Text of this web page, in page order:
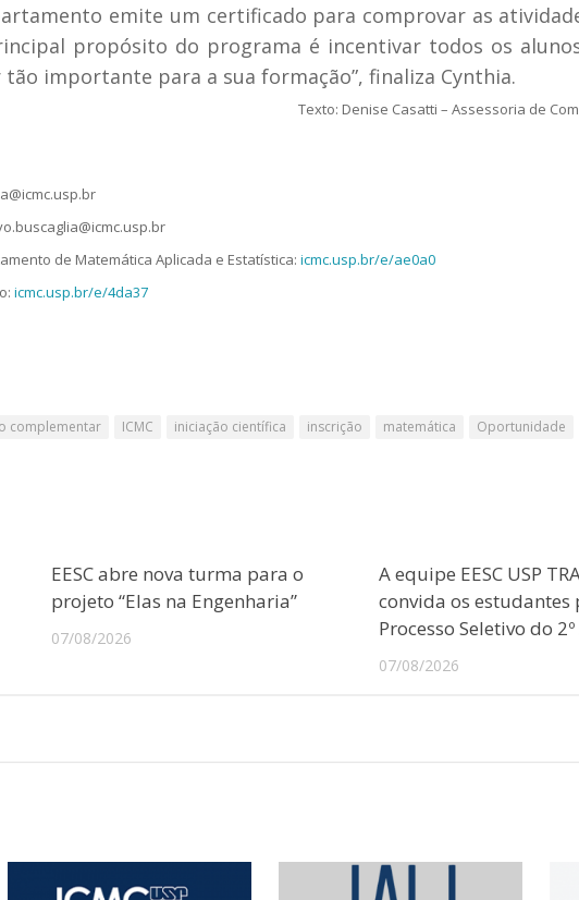
emite um certificado para comprovar as
propósito do programa é incentivar todos os
importante para a sua formação”, finaliza Cynthia.
Texto: Denise Casatti – Assessoria de
de Matemática Aplicada e Estatística: icmc.usp.br/e/ae0a0
icmc.usp.br/e/4da37
complementar ICMC iniciação científica inscrição matemática Oportunidade
EESC abre nova turma para o
projeto “Elas na Engenharia”
07/08/2026
A equipe EESC USP
convida os estudantes
Processo Seletivo do
07/08/2026